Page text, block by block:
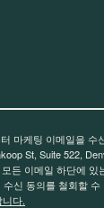
마케팅 이메일을 수
St, Suite 522,
든 이메일 하단에 있
신 동의를 철회할 수
다.